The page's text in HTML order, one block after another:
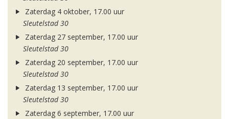
Zaterdag 4 oktober, 17.00 uur
Sleutelstad 30
Zaterdag 27 september, 17.00 uur
Sleutelstad 30
Zaterdag 20 september, 17.00 uur
Sleutelstad 30
Zaterdag 13 september, 17.00 uur
Sleutelstad 30
Zaterdag 6 september, 17.00 uur